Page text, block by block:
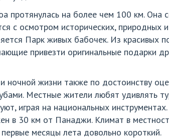
протянулась на более чем 100 км.
с осмотром исторических,
Парк живых бабочек. Из красивых
привезти оригинальные подарки
ночной жизни также по достоинству
Местные жители любят удивлять
играя на национальных
в 30 км от Панаджи. Климат в
месяцы лета довольно короткий.